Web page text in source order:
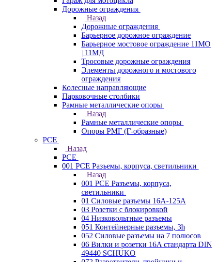
Дорожные ограждения
Назад
Дорожные ограждения
Барьерное дорожное ограждение
Барьерное мостовое ограждение 11МО
| 11МД
Тросовые дорожные ограждения
Элементы дорожного и мостового
ограждения
Колесные направляющие
Парковочные столбики
Рамные металлические опоры
Назад
Рамные металлические опоры
Опоры РМГ (Г-образные)
PCE
Назад
PCE
001 PCE Разъемы, корпуса, светильники
Назад
001 PCE Разъемы, корпуса,
светильники
01 Силовые разъемы 16А-125А
03 Розетки с блокировкой
04 Низковольтные разъемы
051 Контейнерные разъемы, 3h
052 Силовые разъемы на 7 полюсов
06 Вилки и розетки 16A стандарта DIN
49440 SCHUKO